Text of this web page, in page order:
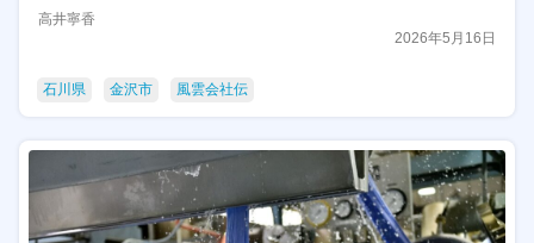
高井寧香
2026年5月16日
石川県 金沢市 風雲会社伝